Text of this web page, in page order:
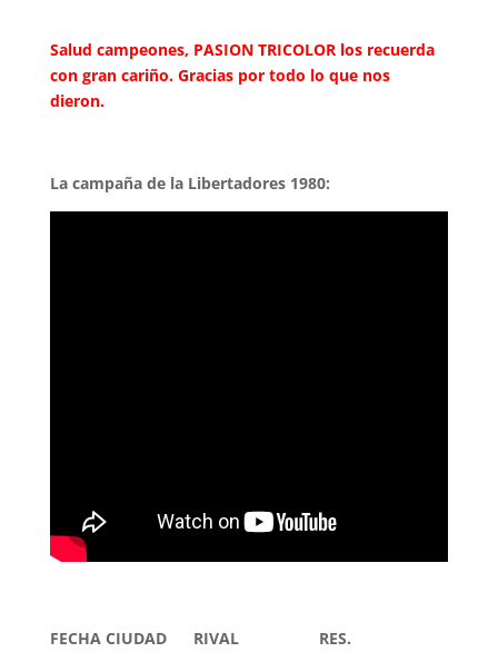
Salud campeones, PASION TRICOLOR los recuerda
con gran cariño. Gracias por todo lo que nos
dieron.
La campaña de la Libertadores 1980:
FECHA CIUDAD RIVAL RES.